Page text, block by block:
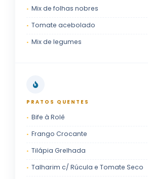
Mix de folhas nobres
Tomate acebolado
Mix de legumes
PRATOS QUENTES
Bife à Rolê
Frango Crocante
Tilápia Grelhada
Talharim c/ Rúcula e Tomate Seco